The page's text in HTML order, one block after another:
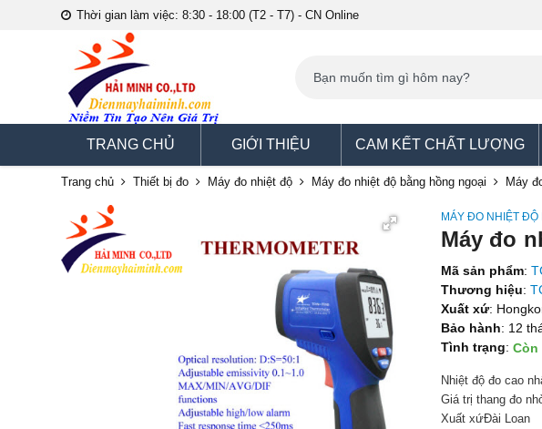
Thời gian làm việc: 8:30 - 18:00 (T2 - T7) - CN Online
TRANG CHỦ GIỚI THIỆU CAM KẾT CHẤT LƯỢNG
Trang chủ Thiết bị đo Máy đo nhiệt độ Máy đo nhiệt độ bằng hồng ngoại Máy
MÁY ĐO NHIỆT ĐỘ
Máy đo
Mã sản phẩm:
Thương hiệu:
Xuất xứ:
Bảo hành: 12
Tình trạng: Còn
Nhiệt độ đo cao
Giá trị thang đo
Xuất xứĐài Loan